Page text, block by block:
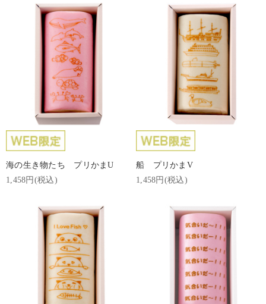
海の生き物たち プリかまU
1,458円(税込)
船 プリかまV
1,458円(税込)